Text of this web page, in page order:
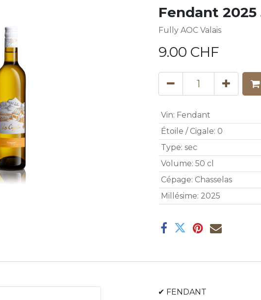
Fendant 2025
Fully AOC Valais
9.00 CHF
Vin: Fendant
Étoile / Cigale: 0
Type: sec
Volume: 50 cl
Cépage: Chasselas
Millésime: 2025
✔ FENDANT